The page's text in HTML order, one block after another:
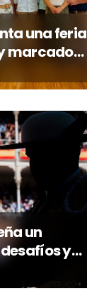
una feria
marcado
un
y